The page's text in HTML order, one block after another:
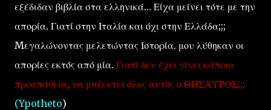
εξέδιδαν βιβλία στα ελληνικά… Είχα μείνει τότε με την
απορία. Γιατί στην Ιταλία και όχι στην Ελλάδα;;;
Mεγαλώνοντας μελετώντας Ιστορία. μου λύθηκαν οι
απορίες εκτός από μία. Γιατί δεν έχει γίνει κάποια
προσπάθεια, να μαζευτεί όλος αυτός ο ΘΗΣΑΥΡΟΣ;;;
(Ypotheto)